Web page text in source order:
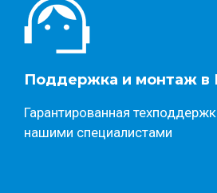
Поддержка и монтаж в
Гарантированная
нашими специалистами